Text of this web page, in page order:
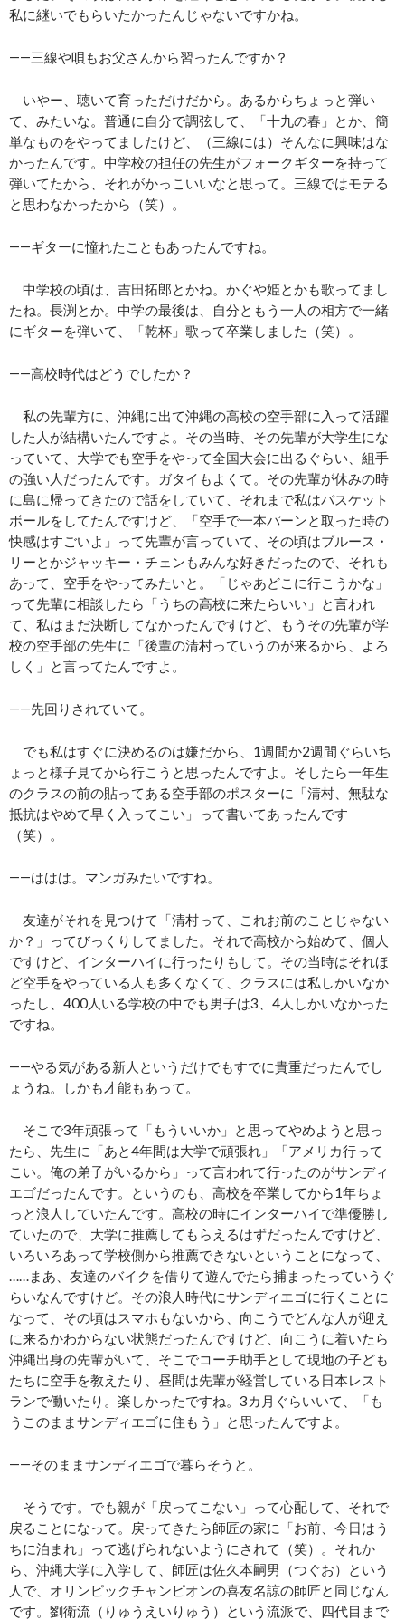
私に継いでもらいたかったんじゃないですかね。
――三線や唄もお父さんから習ったんですか？
いやー、聴いて育っただけだから。あるからちょっと弾い
て、みたいな。普通に自分で調弦して、「十九の春」とか、簡
単なものをやってましたけど、（三線には）そんなに興味はな
かったんです。中学校の担任の先生がフォークギターを持って
弾いてたから、それがかっこいいなと思って。三線ではモテる
と思わなかったから（笑）。
――ギターに憧れたこともあったんですね。
中学校の頃は、吉田拓郎とかね。かぐや姫とかも歌ってまし
たね。長渕とか。中学の最後は、自分ともう一人の相方で一緒
にギターを弾いて、「乾杯」歌って卒業しました（笑）。
――高校時代はどうでしたか？
私の先輩方に、沖縄に出て沖縄の高校の空手部に入って活躍
した人が結構いたんですよ。その当時、その先輩が大学生にな
っていて、大学でも空手をやって全国大会に出るぐらい、組手
の強い人だったんです。ガタイもよくて。その先輩が休みの時
に島に帰ってきたので話をしていて、それまで私はバスケット
ボールをしてたんですけど、「空手で一本パーンと取った時の
快感はすごいよ」って先輩が言っていて、その頃はブルース・
リーとかジャッキー・チェンもみんな好きだったので、それも
あって、空手をやってみたいと。「じゃあどこに行こうかな」
って先輩に相談したら「うちの高校に来たらいい」と言われ
て、私はまだ決断してなかったんですけど、もうその先輩が学
校の空手部の先生に「後輩の清村っていうのが来るから、よろ
しく」と言ってたんですよ。
――先回りされていて。
でも私はすぐに決めるのは嫌だから、1週間か2週間ぐらいち
ょっと様子見てから行こうと思ったんですよ。そしたら一年生
のクラスの前の貼ってある空手部のポスターに「清村、無駄な
抵抗はやめて早く入ってこい」って書いてあったんです
（笑）。
――ははは。マンガみたいですね。
友達がそれを見つけて「清村って、これお前のことじゃない
か？」ってびっくりしてました。それで高校から始めて、個人
ですけど、インターハイに行ったりもして。その当時はそれほ
ど空手をやっている人も多くなくて、クラスには私しかいなか
ったし、400人いる学校の中でも男子は3、4人しかいなかった
ですね。
――やる気がある新人というだけでもすでに貴重だったんでし
ょうね。しかも才能もあって。
そこで3年頑張って「もういいか」と思ってやめようと思っ
たら、先生に「あと4年間は大学で頑張れ」「アメリカ行って
こい。俺の弟子がいるから」って言われて行ったのがサンディ
エゴだったんです。というのも、高校を卒業してから1年ちょ
っと浪人していたんです。高校の時にインターハイで準優勝し
ていたので、大学に推薦してもらえるはずだったんですけど、
いろいろあって学校側から推薦できないということになって、
……まあ、友達のバイクを借りて遊んでたら捕まったっていうぐ
らいなんですけど。その浪人時代にサンディエゴに行くことに
なって、その頃はスマホもないから、向こうでどんな人が迎え
に来るかわからない状態だったんですけど、向こうに着いたら
沖縄出身の先輩がいて、そこでコーチ助手として現地の子ども
たちに空手を教えたり、昼間は先輩が経営している日本レスト
ランで働いたり。楽しかったですね。3カ月ぐらいいて、「も
うこのままサンディエゴに住もう」と思ったんですよ。
――そのままサンディエゴで暮らそうと。
そうです。でも親が「戻ってこない」って心配して、それで
戻ることになって。戻ってきたら師匠の家に「お前、今日はう
ちに泊まれ」って逃げられないようにされて（笑）。それか
ら、沖縄大学に入学して、師匠は佐久本嗣男（つぐお）という
人で、オリンピックチャンピオンの喜友名諒の師匠と同じなん
です。劉衛流（りゅうえいりゅう）という流派で、四代目まで